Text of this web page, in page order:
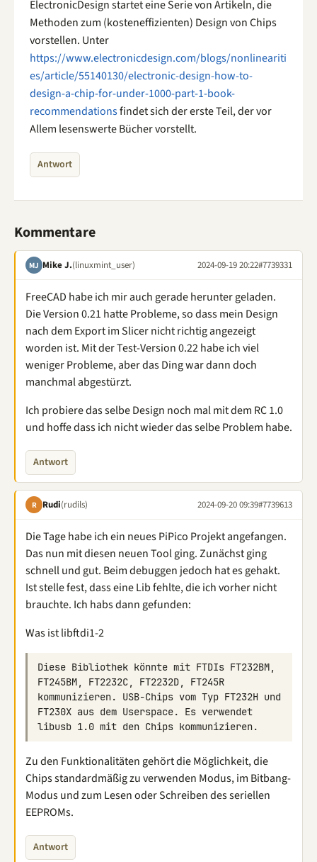
ElectronicDesign startet eine Serie von Artikeln, die
Methoden zum (kosteneffizienten) Design von Chips
vorstellen. Unter
https://www.electronicdesign.com/blogs/nonlineariti
es/article/55140130/electronic-design-how-to-
design-a-chip-for-under-1000-part-1-book-
recommendationsfindet sich der erste Teil, der vor
Allem lesenswerte Bücher vorstellt.
Antwort
Kommentare
MJ Mike J.(linuxmint_user) 2024-09-19 20:22#7739331
FreeCAD habe ich mir auch gerade herunter geladen.
Die Version 0.21 hatte Probleme, so dass mein Design
nach dem Export im Slicer nicht richtig angezeigt
worden ist. Mit der Test-Version 0.22 habe ich viel
weniger Probleme, aber das Ding war dann doch
manchmal abgestürzt.
Ich probiere das selbe Design noch mal mit dem RC 1.0
und hoffe dass ich nicht wieder das selbe Problem habe.
Antwort
R Rudi(rudils) 2024-09-20 09:39#7739613
Die Tage habe ich ein neues PiPico Projekt angefangen.
Das nun mit diesen neuen Tool ging. Zunächst ging
schnell und gut. Beim debuggen jedoch hat es gehakt.
Ist stelle fest, dass eine Lib fehlte, die ich vorher nicht
brauchte. Ich habs dann gefunden:
Was ist libftdi1-2
Diese Bibliothek könnte mit FTDIs FT232BM,
FT245BM, FT2232C, FT2232D, FT245R
kommunizieren. USB-Chips vom Typ FT232H und
FT230X aus dem Userspace. Es verwendet
Zu den Funktionalitäten gehört die Möglichkeit, die
Chips standardmäßig zu verwenden Modus, im Bitbang-
Modus und zum Lesen oder Schreiben des seriellen
EEPROMs.
Antwort